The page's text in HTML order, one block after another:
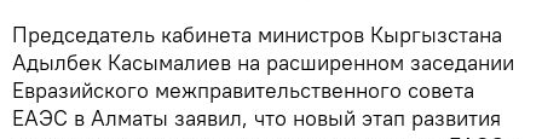
Председатель кабинета министров Кыргызстана
Адылбек Касымалиев на расширенном заседании
Евразийского межправительственного совета
ЕАЭС в Алматы заявил, что новый этап развития